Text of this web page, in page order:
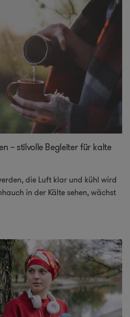
– stilvolle Begleiter für kalte
die Luft klar und kühl wird
in der Kälte sehen, wächst